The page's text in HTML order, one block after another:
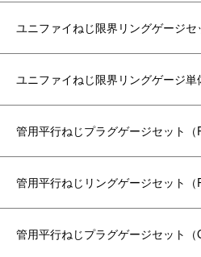
ユニファイねじ限界リングゲージセ
ユニファイねじ限界リングゲージ単
管用平行ねじプラグゲージセット
管用平行ねじリングゲージセット
管用平行ねじプラグゲージセット